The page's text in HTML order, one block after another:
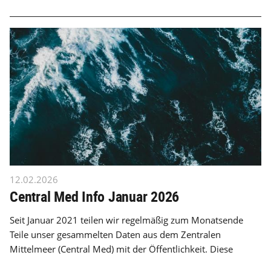
12.02.2026
Central Med Info Januar 2026
Seit Januar 2021 teilen wir regelmäßig zum Monatsende
Teile unser gesammelten Daten aus dem Zentralen
Mittelmeer (Central Med) mit der Öffentlichkeit. Diese